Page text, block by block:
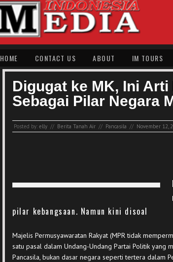
HOME CONTACT US ABOUT IM TOURS
Digugat ke MK, Ini
Sebagai Pilar Negara
Posted by: elly // Berita Tanah Air // Pancasila // November 12,
pilar kebangsaan. Namun kini disoal
Majelis Permusyawaratan Rakyat (MPR tidak
satu pasal dalam Undang-Undang Partai Politik yang
Pancasila, bukan dasar negara seperti tertera dalam